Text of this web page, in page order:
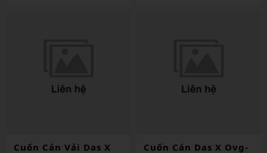
Cuốn Cán Vải Das X
Cuốn Cán Das X Ovg-